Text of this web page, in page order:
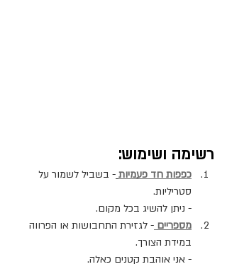
רשימה ושימוש:
כפפות חד פעמיות - בשביל לשמור על
סטריליות.
- ניתן להשיג בכל מקום.
מספריים - לגזירת התחבושות או הפרווה
במידת הצורך.
- אני אוהבת קטנים כאלה.